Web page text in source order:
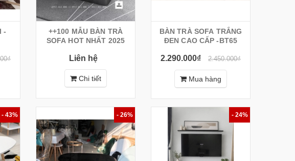
-
++100 MẪU BÀN TRÀ
SOFA HOT NHẤT 2025
Liên hệ
Chi tiết
BÀN TRÀ SOFA TRẮNG
ĐEN CAO CẤP -BT65
2.290.000₫ 2.450.000₫
Mua hàng
- 43% - 26% - 24%